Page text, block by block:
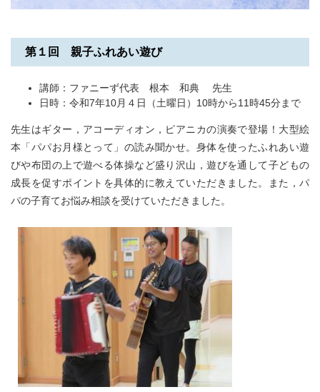
第１回 親子ふれあい遊び
講師：ファニーず代表 根本 和典 先生
日時：令和7年10月４日（土曜日）10時から11時45分まで
先生はギター，アコーディオン，ピアニカの演奏で登場！大型絵
本「パパお月様とって」の読み聞かせ。身体を使ったふれあい遊
びや布団の上で遊べる体操など盛り沢山，遊びを通して子どもの
成長を促すポイントを具体的に教えていただきました。また，パ
パの子育てお悩み相談を受けていただきました。